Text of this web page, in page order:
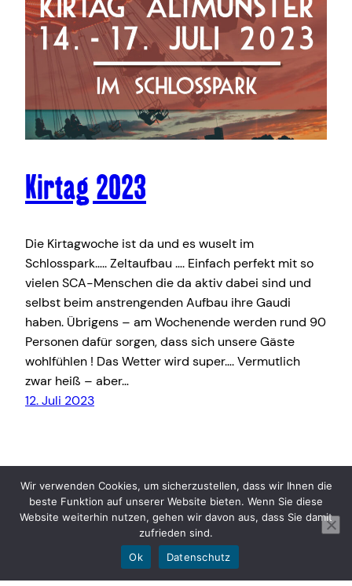
Kirtag 2023
Die Kirtagwoche ist da und es wuselt im
Schlosspark….. Zeltaufbau …. Einfach perfekt mit so
vielen SCA-Menschen die da aktiv dabei sind und
selbst beim anstrengenden Aufbau ihre Gaudi
haben. Übrigens – am Wochenende werden rund 90
Personen dafür sorgen, dass sich unsere Gäste
wohlfühlen ! Das Wetter wird super…. Vermutlich
zwar heiß – aber…
12. Juli 2023
ASVÖ Skiclub Raiffeisen Altmünster
Wir verwenden Cookies, um sicherzustellen, dass wir Ihnen die
beste Funktion auf unserer Website bieten. Wenn Sie diese
Website weiterhin nutzen, gehen wir davon aus, dass Sie damit
zufrieden sind.
Ok
Datenschutz